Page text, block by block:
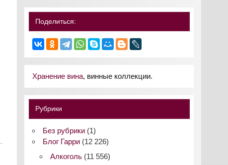
Поделиться:
Хранение вина, винные коллекции.
Рубрики
Без рубрики(1)
Блог Гарри(12 226)
Алкоголь (11 556)